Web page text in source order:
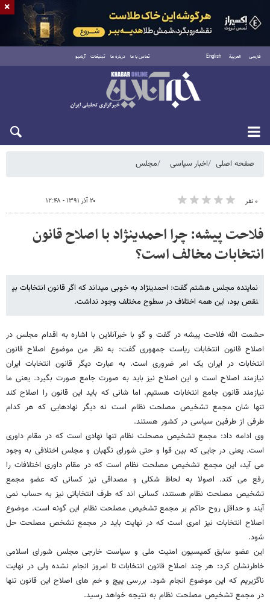
فارسی العربية English تماس با ما درباره ما تبلیغات آرشیو
شنبه ۱۷ مرداد ۱۴۰۵
صفحه اصلی اخبار سیاسی مجلس
۰ نفر ۲۰ آذر ۱۳۹۱ - ۱۲:۴۸
فلاحت پیشه: چرا احمدی​نژاد با اصلاح قانون
انتخابات مخالف است؟
نماینده مجلس هشتم گفت: احمدی​نژاد به خوبی می​داند که اگر قانون انتخابات بی​
نقص بود، این همه اختلاف در سطوح مختلف وجود نداشت.
حشمت الله فلاحت پیشه در گفت و گو با خبرآنلاین با اشاره به اقدام مجلس در
اصلاح قانون انتخابات ریاست جمهوری گفت: به نظر من موضوع اصلاح قانون
انتخابات در ایران یک امر ضروری است. به عبارت دیگر قانون انتخابات ایران
نیازمند اصلاح است و این اصلاح نیز باید به صورت جامع صورت بگیرد. یعنی ما
نیازمند قانون جامع انتخابات هستیم. اما شانی که باید این قانون را اصلاح کند
تنها شان مجمع تشخیص مصلحت نظام است نه دیگر نهادهایی که هر کدام
طرفی از طرفین سیاسی در کشور هستند.
وی ادامه داد: مجمع تشخیص مصحلت نظام تنها نهادی است که در مقام داوری
است. یعنی در جایی که بین قوا و حتی شورای نگهبان و مجلس اختلافی به وجود
می آید، این مجمع تشخیص مصلحت نظام است که در مقام داوری اختلافات را
رفع می کند. اصولا به لحاظ شکلی و مصداقی نیز کسانی که عضو مجمع
تشخیص مصلحت نظام هستند، کسانی اند که طرف انتخاباتی نیز به حساب نمی
آیند و حداقل روح حاکم بر مجمع تشخیص مصلحت نظام این گونه است. موضوع
اصلاح انتخابات نیز امری است که در نهایت باید در مجمع تشخص مصلحت حل
شود.
این عضو سابق کمیسیون امنیت ملی و سیاست خارجی مجلس شورای اسلامی
خاطرنشان کرد: هر چند اصلاح قانون انتخابات تا امروز انجام نشده ولی در نهایت
ناگزیریم که این موضوع انجام شود. بررسی پیچ و خم های اصلاح این قانون تنها
در مجمع تشخیص مصلحت نظام به نتیجه خواهد رسید.
×